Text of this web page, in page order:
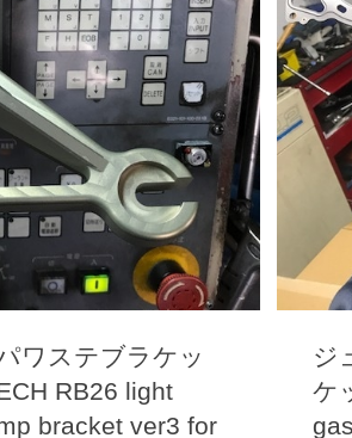
ワステブラケッ
RB26 light
bracket ver3 for
ジ
ケ